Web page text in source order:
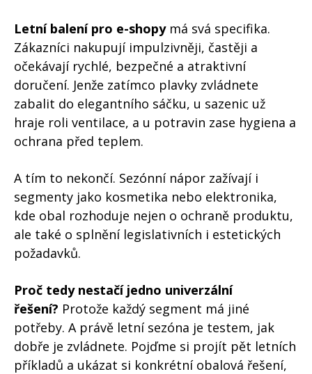
Letní balení pro e-shopymá svá specifika.
Zákazníci nakupují impulzivněji, častěji a
očekávají rychlé, bezpečné a atraktivní
doručení. Jenže zatímco plavky zvládnete
zabalit do elegantního sáčku, u sazenic už
hraje roli ventilace, a u potravin zase hygiena a
ochrana před teplem.
A tím to nekončí. Sezónní nápor zažívají i
segmenty jako kosmetika nebo elektronika,
kde obal rozhoduje nejen o ochraně produktu,
ale také o splnění legislativních i estetických
požadavků.
Proč tedy nestačí jedno univerzální
řešení? Protože každý segment má jiné
potřeby. A právě letní sezóna je testem, jak
dobře je zvládnete. Pojďme si projít pět letních
příkladů a ukázat si konkrétní obalová řešení,